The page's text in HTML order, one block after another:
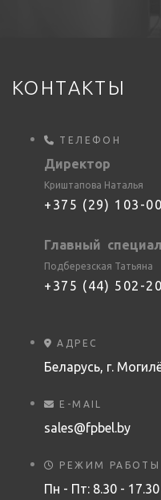
КОНТАКТЫ
ТЕЛЕФОН
Директор
Криштапова Наталья
+375 (29) 103-
Главный
Подберезская Татьяна
+375 (44) 502-
АДРЕС
Беларусь, г.
E-MAIL
sales@fpbel.by
РЕЖИМ РАБОТЫ
Пн - Пт: 8.30 - 17.30